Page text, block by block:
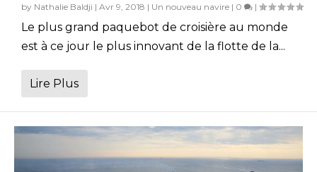
by Nathalie Baldji | Avr 9, 2018 | Un nouveau navire | 0 |
Le plus grand paquebot de croisière au monde
est à ce jour le plus innovant de la flotte de la...
Lire Plus